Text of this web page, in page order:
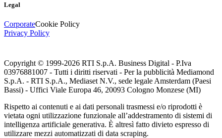
Legal
CorporateCookie Policy
Privacy Policy
Copyright © 1999-2026 RTI S.p.A. Business Digital - P.Iva
03976881007 - Tutti i diritti riservati - Per la pubblicità Mediamond
S.p.A. - RTI S.p.A., Mediaset N.V., sede legale Amsterdam (Paesi
Bassi) - Uffici Viale Europa 46, 20093 Cologno Monzese (MI)
Rispetto ai contenuti e ai dati personali trasmessi e/o riprodotti è
vietata ogni utilizzazione funzionale all’addestramento di sistemi di
intelligenza artificiale generativa. È altresì fatto divieto espresso di
utilizzare mezzi automatizzati di data scraping.